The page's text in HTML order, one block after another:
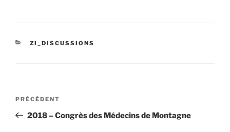
CATÉGORIES
ZI_DISCUSSIONS
Navigation
l’article
Article
précédent
PRÉCÉDENT
2018 – Congrès des Médecins de Montagne